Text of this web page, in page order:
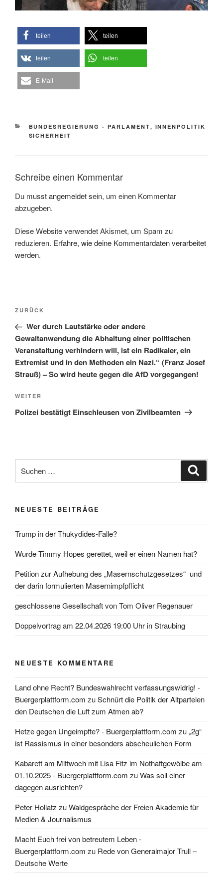
teilen teilen
teilen teilen
E-Mail
KATEGORIEN
BUNDESREGIERUNG - PARLAMENT, INNENPOLITIK
SICHERHEIT
Schreibe einen Kommentar
Du musstangemeldetsein, um einen Kommentar
abzugeben.
Diese Website verwendet Akismet, um Spam zu
reduzieren. Erfahre, wie deine Kommentardaten verarbeitet
werden.
Beitragsnavigation
Vorheriger
Beitrag
ZURÜCK
Wer durch Lautstärke oder andere
Gewaltanwendung die Abhaltung einer politischen
Veranstaltung verhindern will, ist ein Radikaler, ein
Extremist und in den Methoden ein Nazi.“ (Franz Josef
Strauß) – So wird heute gegen die AfD vorgegangen!
Nächster
Beitrag
WEITER
Polizei bestätigt Einschleusen von Zivilbeamten
nach:
NEUESTE BEITRÄGE
Trump in der Thukydides-Falle?
Wurde Timmy Hopes gerettet, weil er einen Namen hat?
Petition zur Aufhebung des „Masernschutzgesetzes“ und
der darin formulierten Masernimpfpflicht
geschlossene Gesellschaft von Tom Oliver Regenauer
Doppelvortrag am 22.04.2026 19:00 Uhr in Straubing
NEUESTE KOMMENTARE
Land ohne Recht? Bundeswahlrecht verfassungswidrig! -
Buergerplattform.com zuSchnürt die Politik der Altparteien
den Deutschen die Luft zum Atmen ab?
Hetze gegen Ungeimpfte? - Buergerplattform.com zu„2g“
ist Rassismus in einer besonders abscheulichen Form
Kabarett am Mittwoch mit Lisa Fitz im Nothaftgewölbe am
01.10.2025 - Buergerplattform.com zuWas soll einer
dagegen ausrichten?
Peter Hollatz zuWaldgespräche der Freien Akademie für
Medien & Journalismus
Macht Euch frei von betreutem Leben -
Buergerplattform.com zu Rede von Generalmajor Trull –
Deutsche Werte